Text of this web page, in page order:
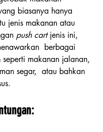
biasanya hanya
jenis makanan atau
push cart jenis ini,
berbagai
seperti makanan jalanan,
segar,  atau bahkan